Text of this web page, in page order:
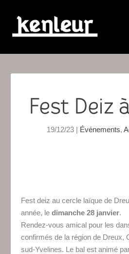
Fest Deiz
19/12/23| Événements,
Fest deiz au cercle laïque de
année, le dimanche 28 janvier.
Rendez-vous amical pour les
confirmés de la région de Dreux,
sud-Yvelines. Le bal est animé